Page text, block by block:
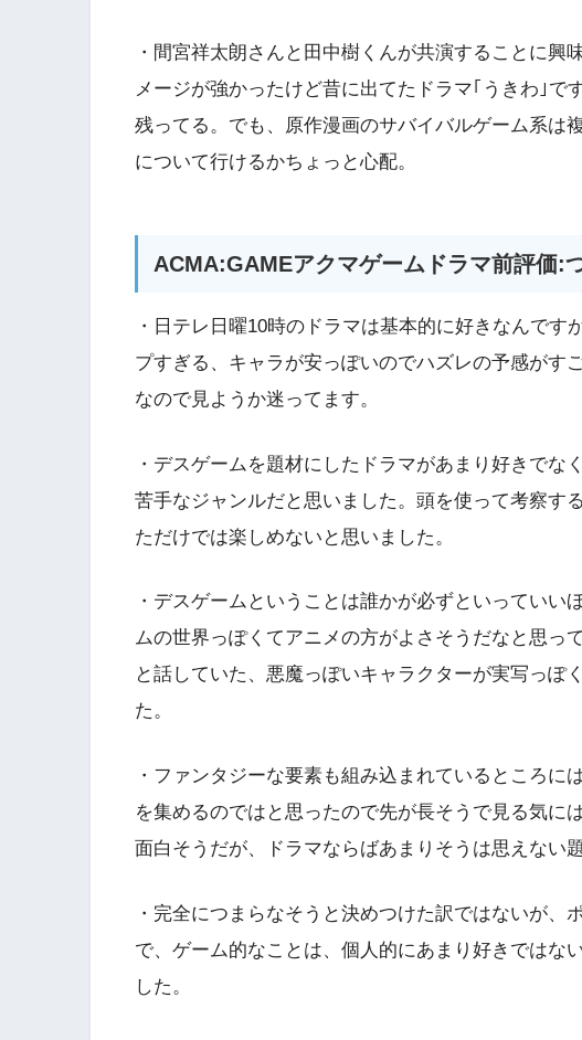
・間宮祥太朗さんと田中樹くんが共演することに興
メージが強かったけど昔に出てたドラマ｢うきわ｣で
残ってる。でも、原作漫画のサバイバルゲーム系は
について行けるかちょっと心配。
ACMA:GAMEアクマゲームドラマ前評価:
・日テレ日曜10時のドラマは基本的に好きなんで
プすぎる、キャラが安っぽいのでハズレの予感がす
なので見ようか迷ってます。
・デスゲームを題材にしたドラマがあまり好きでな
苦手なジャンルだと思いました。頭を使って考察す
ただけでは楽しめないと思いました。
・デスゲームということは誰かが必ずといっていい
ムの世界っぽくてアニメの方がよさそうだなと思っ
と話していた、悪魔っぽいキャラクターが実写っぽ
た。
・ファンタジーな要素も組み込まれているところに
を集めるのではと思ったので先が長そうで見る気に
面白そうだが、ドラマならばあまりそうは思えない
・完全につまらなそうと決めつけた訳ではないが、
で、ゲーム的なことは、個人的にあまり好きではな
した。